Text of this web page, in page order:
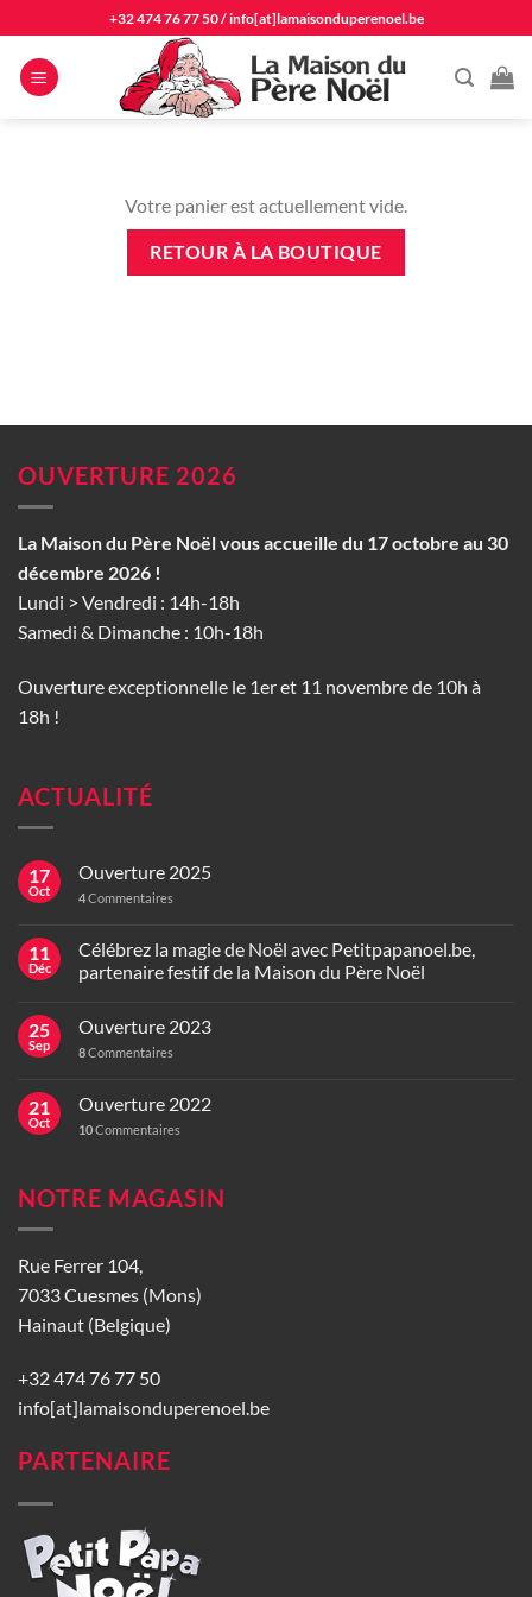
au
contenu
+32 474 76 77 50/info[at]lamaisonduperenoel.be
Votre panier est actuellement vide.
RETOUR À LA BOUTIQUE
OUVERTURE 2026
La Maison du Père Noël vous accueille du 17 octobre au 30
décembre 2026 !
Lundi > Vendredi : 14h-18h
Samedi & Dimanche : 10h-18h
Ouverture exceptionnelle le 1er et 11 novembre de 10h à
18h !
ACTUALITÉ
17
Oct
Ouverture 2025
4Commentaires
11
Déc
Célébrez la magie de Noël avec Petitpapanoel.be,
partenaire festif de la Maison du Père Noël
25
Sep
Ouverture 2023
8Commentaires
21
Oct
Ouverture 2022
10Commentaires
NOTRE MAGASIN
Rue Ferrer 104,
7033 Cuesmes (Mons)
Hainaut (Belgique)
+32 474 76 77 50
info[at]lamaisonduperenoel.be
PARTENAIRE